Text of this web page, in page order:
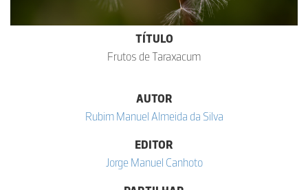
TÍTULO
Frutos de Taraxacum
AUTOR
Rubim Manuel Almeida da Silva
EDITOR
Jorge Manuel Canhoto